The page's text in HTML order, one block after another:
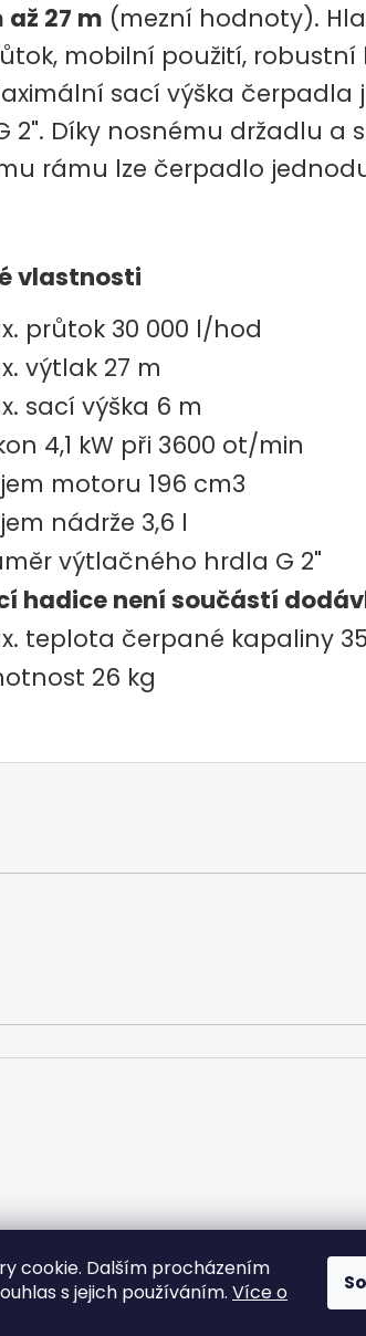
cookie. Dalším procházením
s jejich používáním. Více o
27 m (mezní hodnoty).
mobilní použití,
sací výška
2". Díky nosnému držadlu
rámu lze čerpadlo
vlastnosti
průtok 30 000 l/hod
výtlak 27 m
sací výška 6 m
4,1 kW při 3600 ot/min
motoru 196 cm3
nádrže 3,6 l
výtlačného hrdla G 2"
hadice není součástí
teplota čerpané kapaliny
26 kg